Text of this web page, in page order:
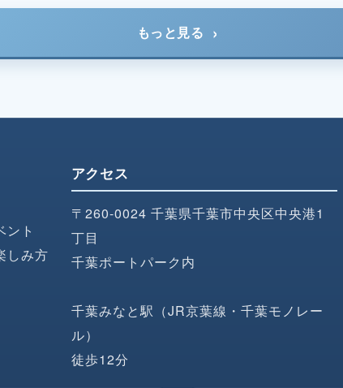
もっと見る
ント
しみ方
アクセス
〒260-0024 千葉県千葉市中央区中央港1
丁目
千葉ポートパーク内
千葉みなと駅（JR京葉線・千葉モノレー
ル）
徒歩12分